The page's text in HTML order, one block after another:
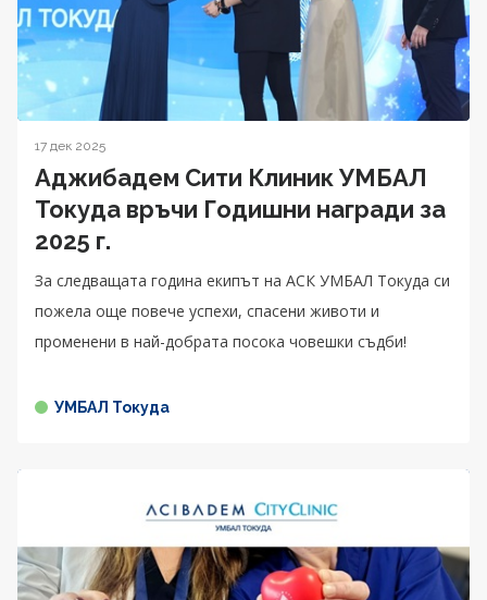
17 дек 2025
Аджибадем Сити Клиник УМБАЛ
Токуда връчи Годишни награди за
2025 г.
За следващата година екипът на АСК УМБАЛ Токуда си
пожела още повече успехи, спасени животи и
променени в най-добрата посока човешки съдби!
УМБАЛ Токуда